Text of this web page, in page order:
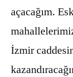
açacağım.
İzmir